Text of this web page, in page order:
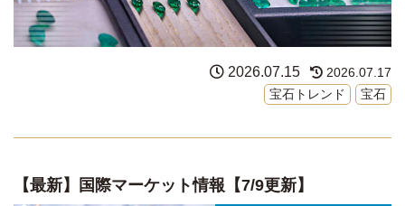
2026.07.15
2026.07.17
宝石トレンド
宝石
【最新】国際マーケット情報【7/9更新】